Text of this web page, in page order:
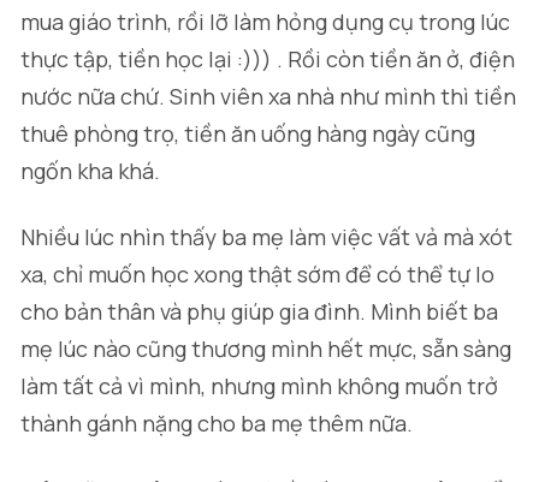
mua giáo trình, rồi lỡ làm hỏng dụng cụ trong lúc
thực tập, tiền học lại :))) . Rồi còn tiền ăn ở, điện
nước nữa chứ. Sinh viên xa nhà như mình thì tiền
thuê phòng trọ, tiền ăn uống hàng ngày cũng
ngốn kha khá.
Nhiều lúc nhìn thấy ba mẹ làm việc vất vả mà xót
xa, chỉ muốn học xong thật sớm để có thể tự lo
cho bản thân và phụ giúp gia đình. Mình biết ba
mẹ lúc nào cũng thương mình hết mực, sẵn sàng
làm tất cả vì mình, nhưng mình không muốn trở
thành gánh nặng cho ba mẹ thêm nữa.